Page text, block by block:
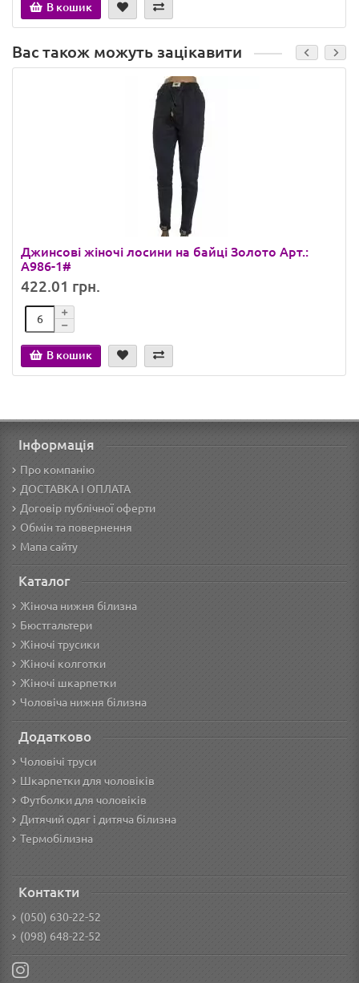
В кошик
Вас також можуть зацікавити
Джинсові жіночі лосини на байці Золото Арт.:
A986-1#
422.01 грн.
В кошик
Інформація
Про компанію
ДОСТАВКА І ОПЛАТА
Договір публічної оферти
Обмін та повернення
Мапа сайту
Каталог
Жіноча нижня білизна
Бюстгальтери
Жіночі трусики
Жіночі колготки
Жіночі шкарпетки
Чоловіча нижня білизна
Додатково
Чоловічі труси
Шкарпетки для чоловіків
Футболки для чоловіків
Дитячий одяг і дитяча білизна
Термобілизна
Контакти
(050) 630-22-52
(098) 648-22-52